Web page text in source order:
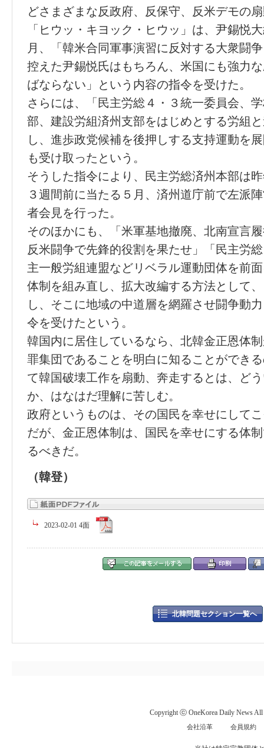
どさまざまな反政府、反保守、反米デモの
「ヒウッ・キヨック・ヒウッ」は、尹錫悦
月、「韓米合同軍事演習に反対する大衆闘
控えた尹錫悦氏はもちろん、米国にも強力
ばならない」という内容の指令を受けた。
さらには、「民主労総４・３統一委員会、
部、建設労組済州支部をはじめとする労組
し、進歩政党候補を後押しする支持運動を
も受け取ったという。
そうした指令により、民主労総済州本部は
３週間前に当たる５月、済州道庁前で左派
者会見を行った。
そのほかにも、「米軍基地撤廃、北南宣言
反米闘争で先鋒的役割を果たせ」「民主労
主一般労組連盟などリベラル運動団体を前
体制を組み直し、拡大改編する方法として
し、そこに地域の中道層を網羅させ闘争動
令を受けたという。
韓国内に居住しているなら、北韓金正恩体
罪集団であることを明白に知ることができ
て韓国破壊工作を扇動、奔走するとは、ど
か、はなはだ理解に苦しむ。
政府というものは、その国民を幸せにして
だが、金正恩体制は、国民を幸せにする体
るべきだ。
（韓登）
2023-02-01 4面
北韓問題セクション一覧へ
Copyright ⓒ OneKorea Daily News All
会社沿革 会員規約